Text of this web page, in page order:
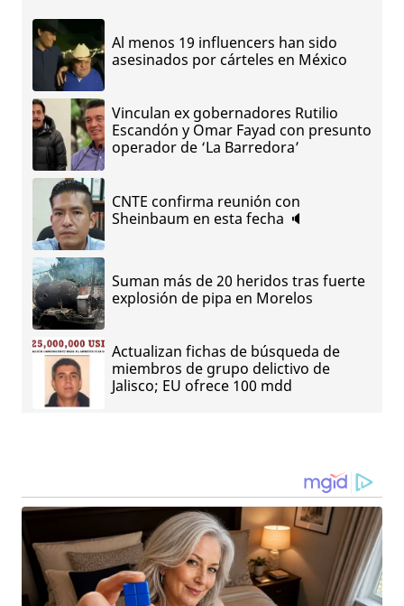
Al menos 19 influencers han sido
asesinados por cárteles en México
Vinculan ex gobernadores Rutilio
Escandón y Omar Fayad con presunto
operador de ‘La Barredora’
CNTE confirma reunión con
Sheinbaum en esta fecha 🔈
Suman más de 20 heridos tras fuerte
explosión de pipa en Morelos
Actualizan fichas de búsqueda de
miembros de grupo delictivo de
Jalisco; EU ofrece 100 mdd